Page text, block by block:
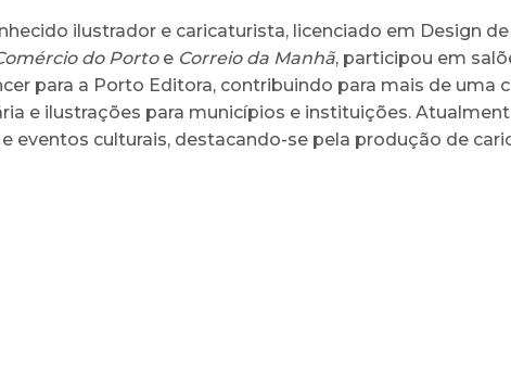
ilustrador e caricaturista, licenciado em Design
do Portoe Correio da Manhã, participou em
para a Porto Editora, contribuindo para mais de uma
e ilustrações para municípios e instituições.
eventos culturais, destacando-se pela produção de